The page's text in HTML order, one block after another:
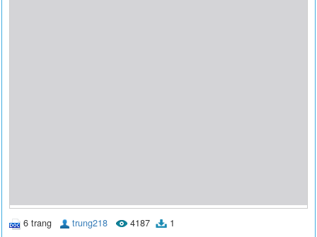
6 trang trung218 4187 1